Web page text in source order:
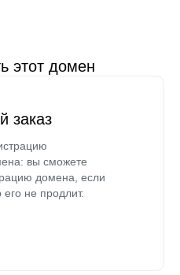
этот домен
заказ
вы сможете
домена, если
не продлит.